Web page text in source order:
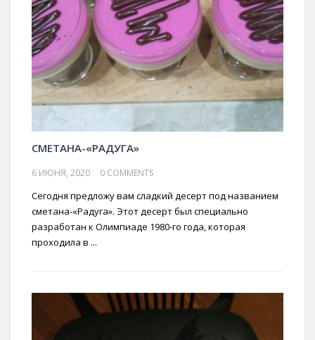
СМЕТАНА-«РАДУГА»
6 ИЮНЯ, 2020 0 COMMENTS
Сегодня предложу вам сладкий десерт под названием
сметана-«Радуга». Этот десерт был специально
разработан к Олимпиаде 1980-го года, которая
проходила в ...